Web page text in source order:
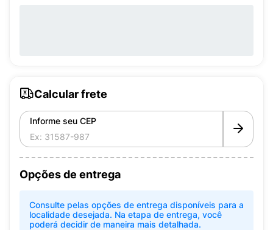
Calcular frete
Informe seu CEP
Opções de entrega
Consulte pelas opções de entrega disponíveis para a
localidade desejada. Na etapa de entrega, você
poderá decidir de maneira mais detalhada.